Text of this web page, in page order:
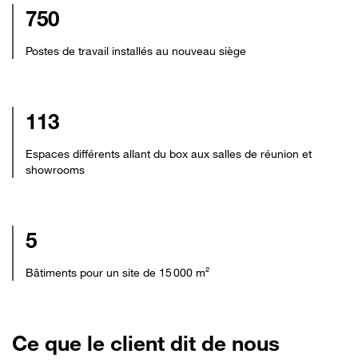
750
Postes de travail installés au nouveau siège
113
Espaces différents allant du box aux salles de réunion et
showrooms
5
Bâtiments pour un site de 15 000 m²
Ce que le client dit de nous